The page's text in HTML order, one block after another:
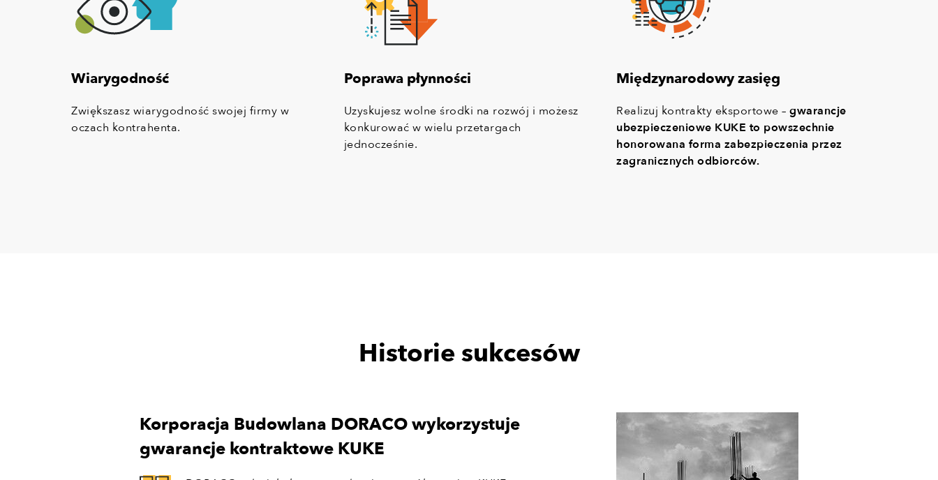
Wiarygodność
Zwiększasz wiarygodność swojej firmy w
oczach kontrahenta.
Poprawa płynności
Uzyskujesz wolne środki na rozwój i możesz
konkurować w wielu przetargach
jednocześnie.
Międzynarodowy zasięg
Realizuj kontrakty eksportowe –gwarancje
ubezpieczeniowe KUKE to powszechnie
honorowana forma zabezpieczenia przez
zagranicznych odbiorców.
Historie sukcesów
Korporacja Budowlana DORACO wykorzystuje
gwarancje kontraktowe KUKE